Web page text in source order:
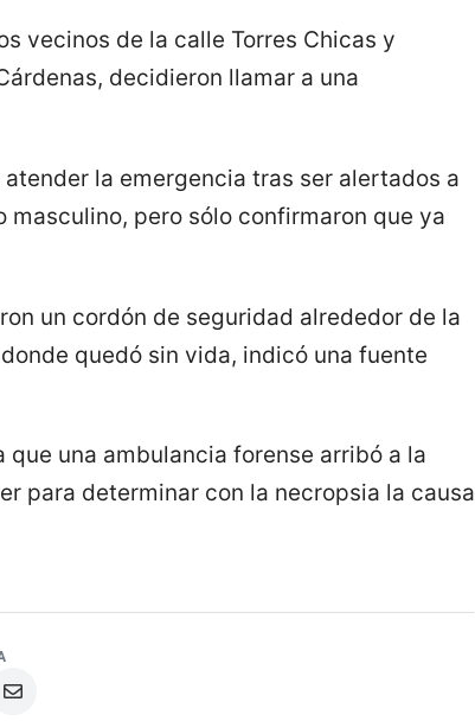
vecinos de la calle Torres Chicas y
decidieron llamar a una
la emergencia tras ser alertados a
masculino, pero sólo confirmaron que ya
un cordón de seguridad alrededor de la
quedó sin vida, indicó una fuente
una ambulancia forense arribó a la
para determinar con la necropsia la causa